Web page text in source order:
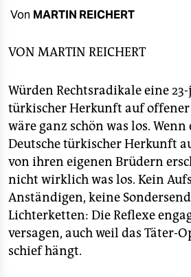
verlag
verlag
shop
fragen & hilfe
unterstützen
abo
genossenschaft
epaper login
Von MARTIN REICHERT
VON MARTIN REICHERT
Würden Rechtsradikale eine
türkischer Herkunft auf offener
wäre ganz schön was los.
Deutsche türkischer Herkunft
von ihren eigenen Brüdern
nicht wirklich was los. Kein
Anständigen, keine
Lichterketten: Die Reflexe
versagen, auch weil das Täter-
schief hängt.